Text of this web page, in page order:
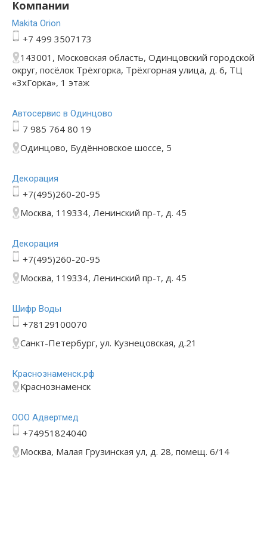
Компании
Makita Orion
+7 499 3507173
143001, Московская область, Одинцовский городской
округ, посёлок Трёхгорка, Трёхгорная улица, д. 6, ТЦ
«3хГорка», 1 этаж
Автосервис в Одинцово
7 985 764 80 19
Одинцово, Будённовское шоссе, 5
Декорация
+7(495)260-20-95
Москва, 119334, Ленинский пр-т, д. 45
Декорация
+7(495)260-20-95
Москва, 119334, Ленинский пр-т, д. 45
Шифр Воды
+78129100070
Санкт-Петербург, ул. Кузнецовская, д.21
Краснознаменск.рф
Краснознаменск
ООО Адвертмед
+74951824040
Москва, Малая Грузинская ул, д. 28, помещ. 6/14